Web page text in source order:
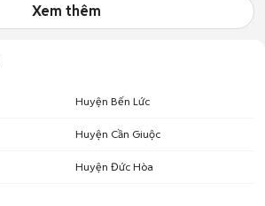
Xem thêm
Huyện Bến Lức
Huyện Cần Giuộc
Huyện Đức Hòa